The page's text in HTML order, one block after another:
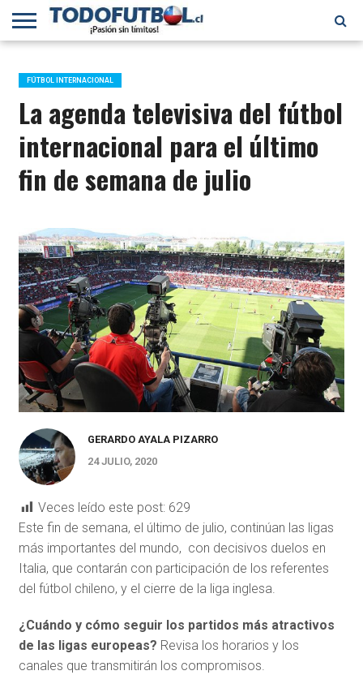
PRIMERA
B
SELECCIÓN
CHILENA
CHILENOS
EN EL
MUNDO
FÚTBOL
INTERNACIONAL
FÚTBOL INTERNACIONAL
La agenda televisiva del fútbol
internacional para el último
fin de semana de julio
GERARDO AYALA PIZARRO
24 JULIO, 2020
Veces leído este post: 629
Este fin de semana, el último de julio, continúan las ligas
más importantes del mundo, con decisivos duelos en
Italia, que contarán con participación de los referentes
del fútbol chileno, y el cierre de la liga inglesa.
¿Cuándo y cómo seguir los partidos más atractivos
de las ligas europeas? Revisa los horarios y los
canales que transmitirán los compromisos.